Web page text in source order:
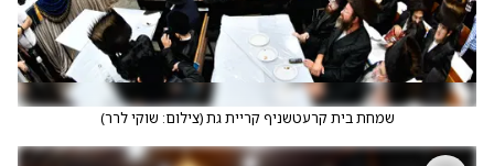
שמחת בית קרעטשניף קריית גת(צילום: שוקי לרר)